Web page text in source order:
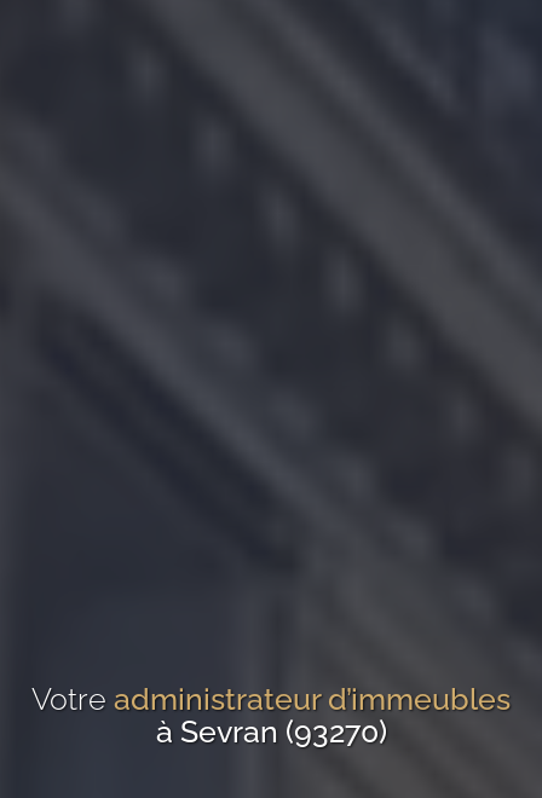
Votre administrateur d’immeubles
à Sevran (93270)